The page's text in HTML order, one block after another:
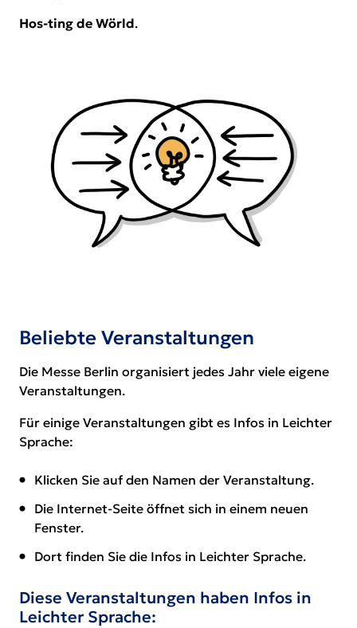
Hos-ting de Wörld.
Beliebte Veranstaltungen
Die Messe Berlin organisiert jedes Jahr viele eigene
Veranstaltungen.
Für einige Veranstaltungen gibt es Infos in Leichter
Sprache:
Klicken Sie auf den Namen der Veranstaltung.
Die Internet-Seite öffnet sich in einem neuen
Fenster.
Dort finden Sie die Infos in Leichter Sprache.
Diese Veranstaltungen haben Infos in
Leichter Sprache: